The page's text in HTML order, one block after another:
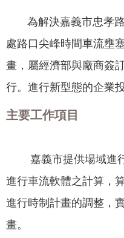
告
機
關
站
服
務
絡
為解決嘉義市忠孝路
處路口尖峰時間車流壅
畫，屬經濟部與廠商簽
行。進行新型態的企業
主要工作項目
嘉義市提供場域進行
進行車流軟體之計算，
進行時制計畫的調整，
畫。